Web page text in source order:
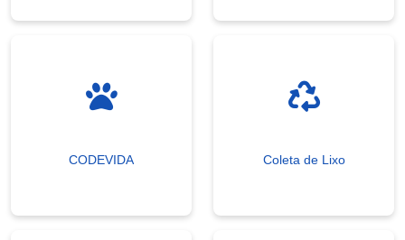
CODEVIDA Coleta de Lixo